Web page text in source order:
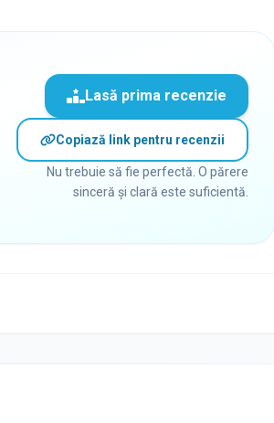
Lasă prima recenzie
Copiază link pentru recenzii
Nu trebuie să fie perfectă. O părere
sinceră și clară este suficientă.